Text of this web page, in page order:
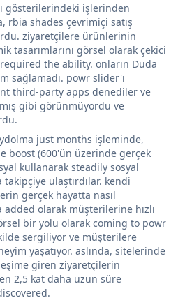
gösterilerindeki işlerinden
rbia shades çevrimiçi satış
ziyaretçilere ürünlerinin
tasarımlarını görsel olarak çekici
the ability. onların Duda
sağlamadı. powr slider'ı
third-party apps denediler ve
gibi görünmüyordu ve
just months işleminde,
boost (600'ün üzerinde gerçek
kullanarak steadily sosyal
takipçiye ulaştırdılar. kendi
gerçek hayatta nasıl
olarak müşterilerine hızlı
bir yolu olarak coming to powr
sergiliyor ve müşterilere
yaşatıyor. aslında, sitelerinde
giren ziyaretçilerin
2,5 kat daha uzun süre